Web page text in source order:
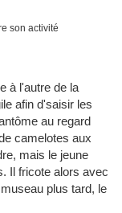
son activité
à l'autre de la
afin d'saisir les
au regard
camelotes aux
mais le jeune
Il fricote alors avec
plus tard, le